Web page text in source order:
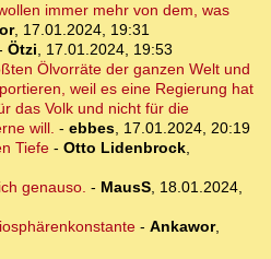
immer mehr von dem, was
, 17.01.2024, 19:31
Ötzi, 17.01.2024, 19:53
Ölvorräte der ganzen Welt und
weil es eine Regierung hat
das Volk und nicht für die
will. - ebbes, 17.01.2024, 20:19
Tiefe- Otto Lidenbrock,
genauso. - MausS, 18.01.2024,
- Ankawor,